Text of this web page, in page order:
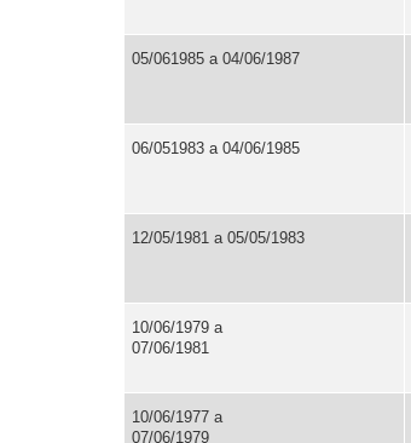
05/061985 a 04/06/1987
06/051983 a 04/06/1985
12/05/1981 a 05/05/1983
10/06/1979 a
07/06/1981
10/06/1977 a
07/06/1979